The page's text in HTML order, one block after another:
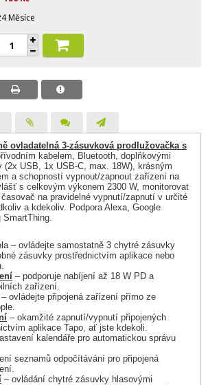
Měsíce
ovladatelná 3-zásuvková prodlužovačka s
kabelem, Bluetooth, doplňkovými
(2x USB, 1x USB-C, max. 18W), krásným
a schopností vypnout/zapnout zařízení na
s celkovým výkonem 2300 W, monitorovat
na pravidelné vypnutí/zapnutí v určité
a kdekoliv. Podpora Alexa, Google
– ovládejte samostatně 3 chytré zásuvky
zásuvky prostřednictvím aplikace nebo
– podporuje nabíjení až 18 W PD a
zařízení.
ovládejte připojená zařízení přímo ze
– okamžité zapnutí/vypnutí připojených
aplikace Tapo, ať jste kdekoli.
kalendáře pro automatickou správu
seznamů odpočítávání pro připojená
– ovládání chytré zásuvky hlasovými